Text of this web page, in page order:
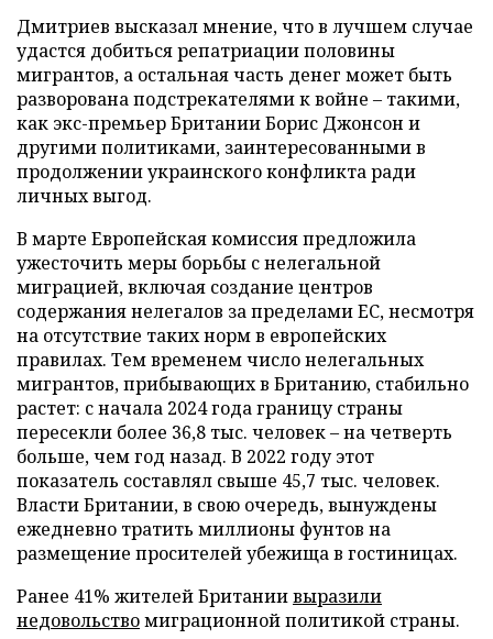
Дмитриев высказал мнение, что в лучшем случае
удастся добиться репатриации половины
мигрантов, а остальная часть денег может быть
разворована подстрекателями к войне – такими,
как экс-премьер Британии Борис Джонсон и
другими политиками, заинтересованными в
продолжении украинского конфликта ради
личных выгод.
В марте Европейская комиссия предложила
ужесточить меры борьбы с нелегальной
миграцией, включая создание центров
содержания нелегалов за пределами ЕС, несмотря
на отсутствие таких норм в европейских
правилах. Тем временем число нелегальных
мигрантов, прибывающих в Британию, стабильно
растет: с начала 2024 года границу страны
пересекли более 36,8 тыс. человек – на четверть
больше, чем год назад. В 2022 году этот
показатель составлял свыше 45,7 тыс. человек.
Власти Британии, в свою очередь, вынуждены
ежедневно тратить миллионы фунтов на
размещение просителей убежища в гостиницах.
Ранее 41% жителей Британиивыразили
недовольствомиграционной политикой страны.